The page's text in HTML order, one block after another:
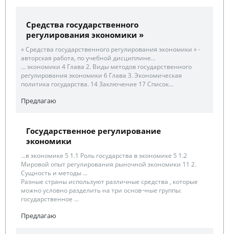
Средства государственного
регулирования экономики »
« Средства государственного регулирования экономики » -
авторская работа, по учебной дисциплине...
... экономики 4 Глава 2. Виды методов государственного
регулирования экономики 6 Глава 3. Экономическая
политика государства. 14 Заключение 17 Список...
Предлагаю
Государственное регулирование
экономики
...в экономике 5 1.1 Роль государства в экономике 5 1.2
Мировой опыт регулирования рыночной экономики 11 2.
Сущность и методы ...
Разные страны используют различные средства , которые
можно условно разделить на три основ¬ные группы:
государственное ...
Предлагаю